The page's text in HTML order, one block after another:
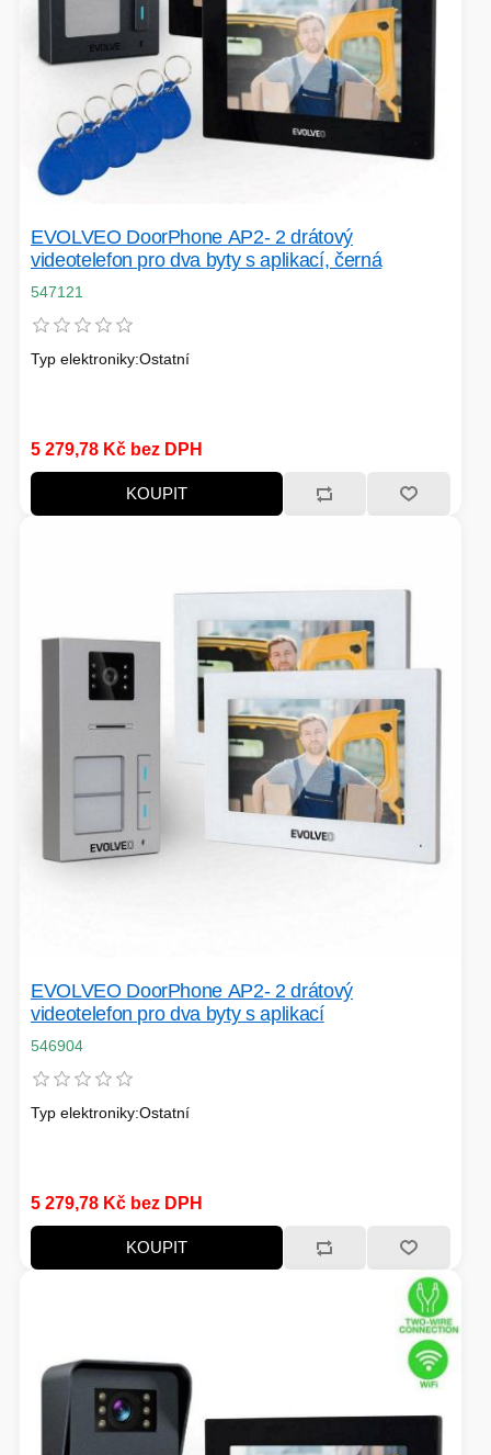
EVOLVEO DoorPhone AP2- 2 drátový
videotelefon pro dva byty s aplikací, černá
547121
Typ elektroniky:Ostatní
5 279,78 Kč bez DPH
KOUPIT
EVOLVEO DoorPhone AP2- 2 drátový
videotelefon pro dva byty s aplikací
546904
Typ elektroniky:Ostatní
5 279,78 Kč bez DPH
KOUPIT